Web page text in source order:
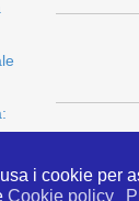
i cookie per
Cookie policy